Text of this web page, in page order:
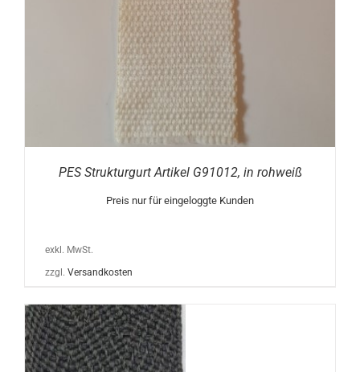
PES Strukturgurt Artikel G91012, in rohweiß
Preis nur für eingeloggte Kunden
exkl. MwSt.
zzgl. Versandkosten